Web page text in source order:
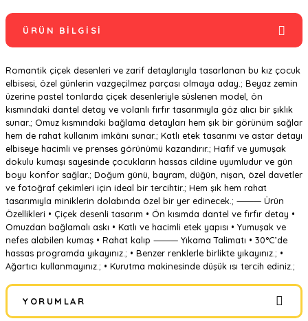
ÜRÜN BILGISI
Romantik çiçek desenleri ve zarif detaylarıyla tasarlanan bu kız çocuk
elbisesi, özel günlerin vazgeçilmez parçası olmaya aday.; Beyaz zemin
üzerine pastel tonlarda çiçek desenleriyle süslenen model, ön
kısmındaki dantel detay ve volanlı fırfır tasarımıyla göz alıcı bir şıklık
sunar.; Omuz kısmındaki bağlama detayları hem şık bir görünüm sağlar
hem de rahat kullanım imkânı sunar.; Katlı etek tasarımı ve astar detayı
elbiseye hacimli ve prenses görünümü kazandırır.; Hafif ve yumuşak
dokulu kumaşı sayesinde çocukların hassas cildine uyumludur ve gün
boyu konfor sağlar.; Doğum günü, bayram, düğün, nişan, özel davetler
ve fotoğraf çekimleri için ideal bir tercihtir.; Hem şık hem rahat
tasarımıyla miniklerin dolabında özel bir yer edinecek.; ⸻ Ürün
Özellikleri • Çiçek desenli tasarım • Ön kısımda dantel ve fırfır detay •
Omuzdan bağlamalı askı • Katlı ve hacimli etek yapısı • Yumuşak ve
nefes alabilen kumaş • Rahat kalıp ⸻ Yıkama Talimatı • 30°C’de
hassas programda yıkayınız.; • Benzer renklerle birlikte yıkayınız.; •
Ağartıcı kullanmayınız.; • Kurutma makinesinde düşük ısı tercih ediniz.;
YORUMLAR